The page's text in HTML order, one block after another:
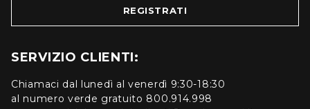
REGISTRATI
SERVIZIO CLIENTI:
Chiamaci dal lunedì al venerdì 9:30-18:30
al numero verde gratuito 800.914.998